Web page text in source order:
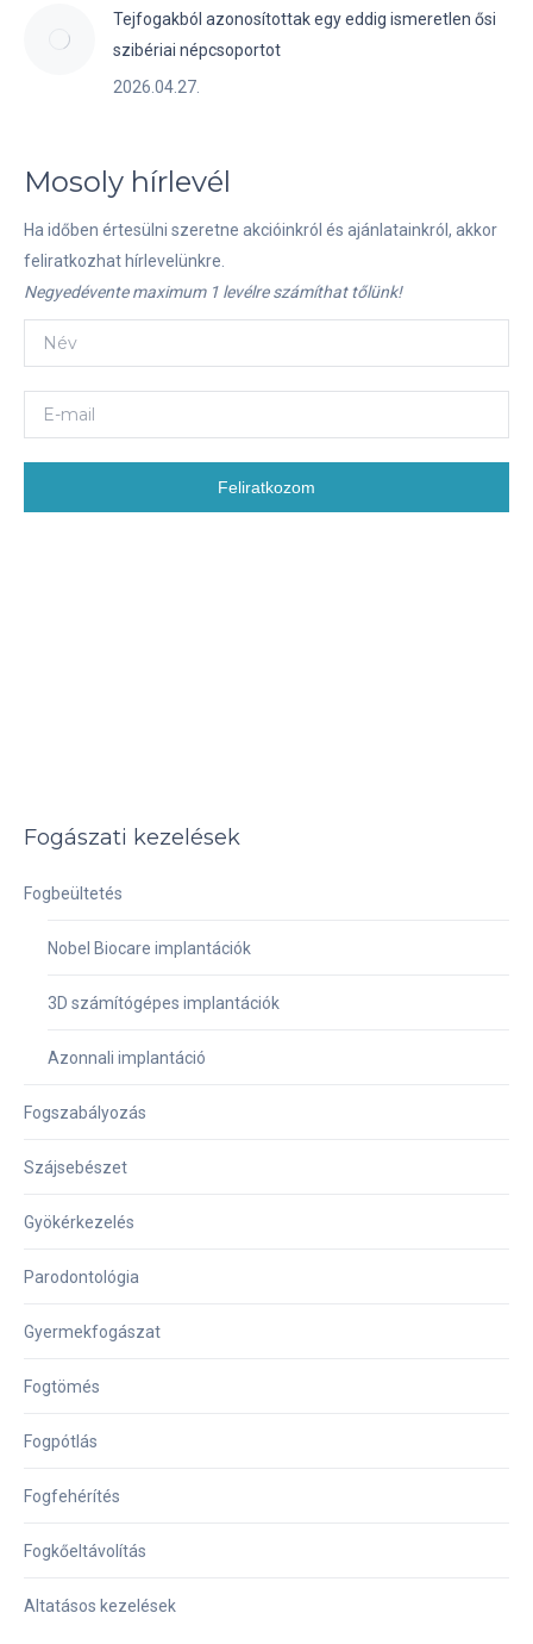
Tejfogakból azonosítottak egy eddig ismeretlen ősi
szibériai népcsoportot
2026.04.27.
Mosoly hírlevél
Ha időben értesülni szeretne akcióinkról és ajánlatainkról, akkor
feliratkozhat hírlevelünkre.
Negyedévente maximum 1 levélre számíthat tőlünk!
Feliratkozom
Fogászati kezelések
Fogbeültetés
Nobel Biocare implantációk
3D számítógépes implantációk
Azonnali implantáció
Fogszabályozás
Szájsebészet
Gyökérkezelés
Parodontológia
Gyermekfogászat
Fogtömés
Fogpótlás
Fogfehérítés
Fogkőeltávolítás
Altatásos kezelések